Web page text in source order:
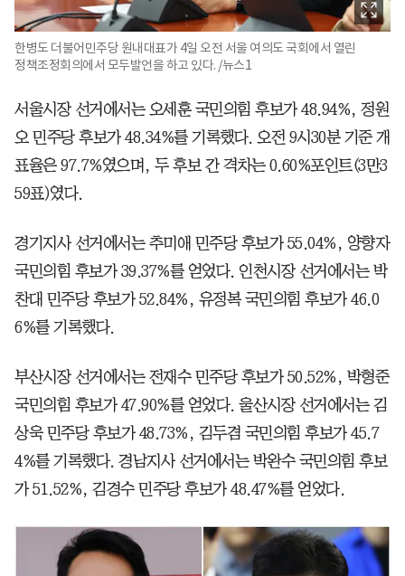
한병도 더불어민주당 원내대표가 4일 오전 서울 여의도 국회에서 열린
정책조정회의에서 모두발언을 하고 있다. /뉴스1
서울시장 선거에서는 오세훈 국민의힘 후보가 48.94%, 정원
오 민주당 후보가 48.34%를 기록했다. 오전 9시30분 기준 개
표율은 97.7%였으며, 두 후보 간 격차는 0.60%포인트(3만3
59표)였다.
경기지사 선거에서는 추미애 민주당 후보가 55.04%, 양향자
국민의힘 후보가 39.37%를 얻었다. 인천시장 선거에서는 박
찬대 민주당 후보가 52.84%, 유정복 국민의힘 후보가 46.0
6%를 기록했다.
부산시장 선거에서는 전재수 민주당 후보가 50.52%, 박형준
국민의힘 후보가 47.90%를 얻었다. 울산시장 선거에서는 김
상욱 민주당 후보가 48.73%, 김두겸 국민의힘 후보가 45.7
4%를 기록했다. 경남지사 선거에서는 박완수 국민의힘 후보
가 51.52%, 김경수 민주당 후보가 48.47%를 얻었다.